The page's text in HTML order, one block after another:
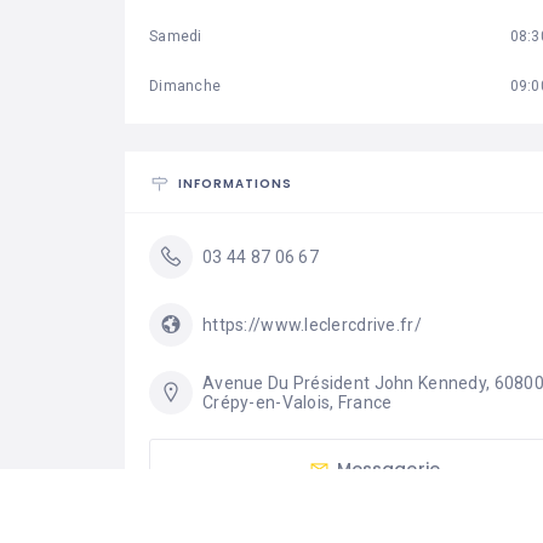
Samedi
Dimanche
INFORMATIONS
03 44 87 06 67
https://www.leclercdrive.fr/
Avenue Du Président John Kennedy, 60800
Crépy-en-Valois, France
Messagerie